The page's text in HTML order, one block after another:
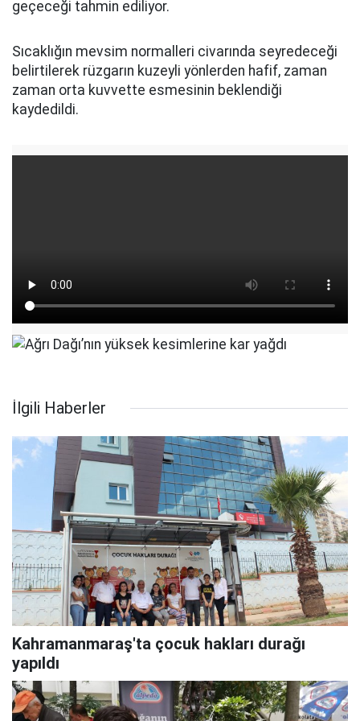
geçeceği tahmin ediliyor.
Sıcaklığın mevsim normalleri civarında seyredeceği
belirtilerek rüzgarın kuzeyli yönlerden hafif, zaman
zaman orta kuvvette esmesinin beklendiği
kaydedildi.
İlgili Haberler
Kahramanmaraş'ta çocuk hakları durağı
yapıldı